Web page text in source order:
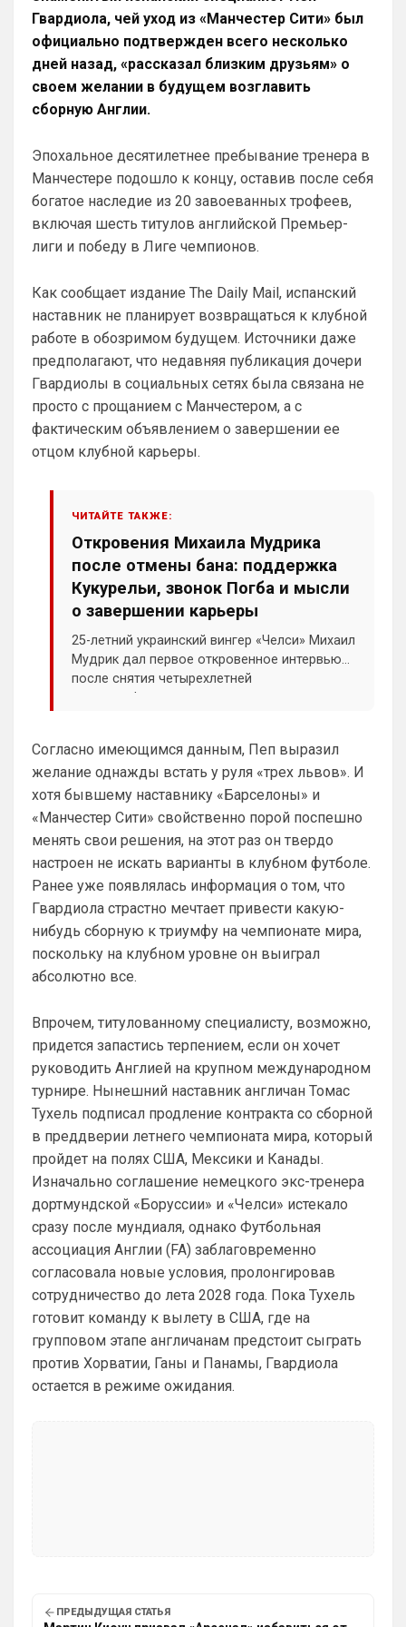
Гвардиола, чей уход из «Манчестер Сити» был
официально подтвержден всего несколько
дней назад, «рассказал близким друзьям» о
своем желании в будущем возглавить
сборную Англии.
Эпохальное десятилетнее пребывание тренера в
Манчестере подошло к концу, оставив после себя
богатое наследие из 20 завоеванных трофеев,
включая шесть титулов английской Премьер-
лиги и победу в Лиге чемпионов.
Как сообщает издание The Daily Mail, испанский
наставник не планирует возвращаться к клубной
работе в обозримом будущем. Источники даже
предполагают, что недавняя публикация дочери
Гвардиолы в социальных сетях была связана не
просто с прощанием с Манчестером, а с
фактическим объявлением о завершении ее
отцом клубной карьеры.
ЧИТАЙТЕ ТАКЖЕ:
Откровения Михаила Мудрика
после отмены бана: поддержка
Кукурельи, звонок Погба и мысли
о завершении карьеры
25-летний украинский вингер «Челси» Михаил
Мудрик дал первое откровенное интервью
после снятия четырехлетней
дисквалификации за нарушение
эмоциональный кризис и сталкивался с
предательством со стороны близких людей.
Согласно имеющимся данным, Пеп выразил
желание однажды встать у руля «трех львов». И
хотя бывшему наставнику «Барселоны» и
«Манчестер Сити» свойственно порой поспешно
менять свои решения, на этот раз он твердо
настроен не искать варианты в клубном футболе.
Ранее уже появлялась информация о том, что
Гвардиола страстно мечтает привести какую-
нибудь сборную к триумфу на чемпионате мира,
поскольку на клубном уровне он выиграл
абсолютно все.
Впрочем, титулованному специалисту, возможно,
придется запастись терпением, если он хочет
руководить Англией на крупном международном
турнире. Нынешний наставник англичан Томас
Тухель подписал продление контракта со сборной
в преддверии летнего чемпионата мира, который
пройдет на полях США, Мексики и Канады.
Изначально соглашение немецкого экс-тренера
дортмундской «Боруссии» и «Челси» истекало
сразу после мундиаля, однако Футбольная
ассоциация Англии (FA) заблаговременно
согласовала новые условия, пролонгировав
сотрудничество до лета 2028 года. Пока Тухель
готовит команду к вылету в США, где на
групповом этапе англичанам предстоит сыграть
против Хорватии, Ганы и Панамы, Гвардиола
остается в режиме ожидания.
ПРЕДЫДУЩАЯ СТАТЬЯ
Слава Богу, что хоть этого дебила Гео
тут нет. А то раз в полгода ёбнет какую-
нибудь хуйню. Хотя все его перлы уже
как по лекалам. Но всё равно кровь из
глаз каждый раз...
Ответ для SkyNet
Слава Богу, что хоть этого дебила Гео тут
нет. А то раз в полгода ёбнет какую-нибудь
хуйню. Хотя все его перлы уже как п
Думаешь нет ?)А я думаю он наблюдает,
выжидает, и ждет подходящего
момента для «удара»
Ответ для Аристократ
Думаешь нет ?)А я думаю он наблюдает,
выжидает, и ждет подходящего момента
Может для удава? ))
Аристократ • 01:06
Ответ для SkyNet
Может для удава? ))
Ааа, Кибер это ты , я только щас догнал
Britball• 01:48
блин узнаю наш старый добрый чат на
Britball• 01:50
Пацаны, будет время поставьте в
поставили. Он будет отображаться в
комментах. Писать с большой буквы, без
всяких лишних знаков: Челси
дадут ЗМ, а не Кейну
SkyNet• 01:57
Ответ для Аристократ
Скайнет )
Еба ты тормоз. ))
SkyNet• 01:59изменено
Ответ для Britball
Пацаны, будет время поставьте в профиле
любимый клуб, если еще не поставили. Он
будет отображаться в комментах. Писать с
Не хочу, я может ещё подумаю и
Баварку. ))
Britball
Не хочу, я может ещё подумаю и Барбилону
к примеру поставлю или Баварку. ))
пока только Челси работает у нас. Я еще
не все настроил, можешь даже шпор
Deep_Blue• 12:07
Ответ для Аристократ
Конечно будет занятно , если Ямалю дадут
А за что Кейну? Оба главных турнира,
ЧМ и ЛЧ, его команды слили.
Аристократ • 13:34
Ответ для Deep_Blue
А за что Кейну? Оба главных турнира, ЧМ и
ЛЧ, его команды слили.
Deep_Blue• 14:43